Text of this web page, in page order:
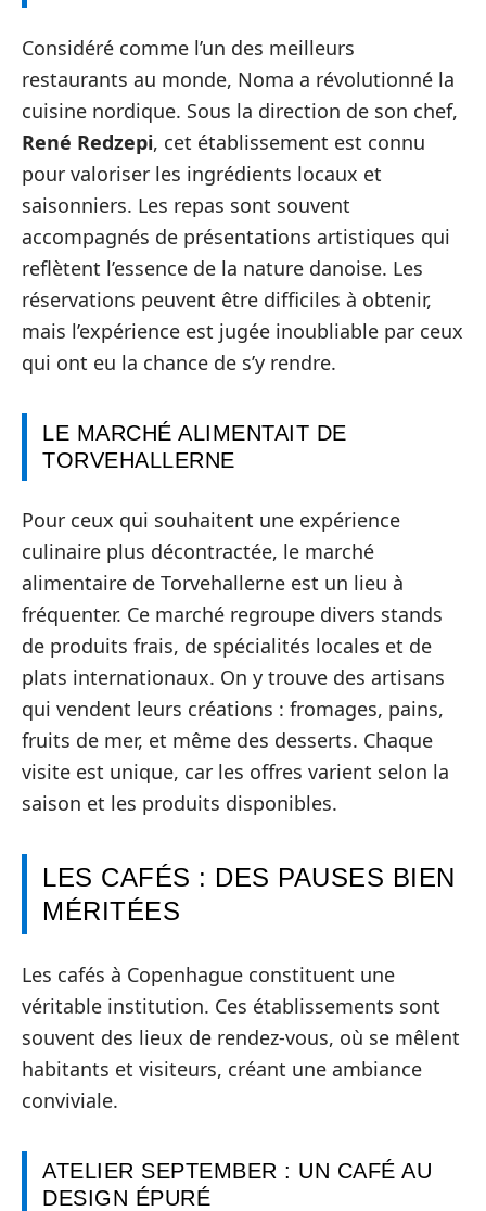
Considéré comme l’un des meilleurs
restaurants au monde, Noma a révolutionné la
cuisine nordique. Sous la direction de son chef,
René Redzepi, cet établissement est connu
pour valoriser les ingrédients locaux et
saisonniers. Les repas sont souvent
accompagnés de présentations artistiques qui
reflètent l’essence de la nature danoise. Les
réservations peuvent être difficiles à obtenir,
mais l’expérience est jugée inoubliable par ceux
qui ont eu la chance de s’y rendre.
LE MARCHÉ ALIMENTAIT DE
TORVEHALLERNE
Pour ceux qui souhaitent une expérience
culinaire plus décontractée, le marché
alimentaire de Torvehallerne est un lieu à
fréquenter. Ce marché regroupe divers stands
de produits frais, de spécialités locales et de
plats internationaux. On y trouve des artisans
qui vendent leurs créations : fromages, pains,
fruits de mer, et même des desserts. Chaque
visite est unique, car les offres varient selon la
saison et les produits disponibles.
LES CAFÉS : DES PAUSES BIEN
MÉRITÉES
Les cafés à Copenhague constituent une
véritable institution. Ces établissements sont
souvent des lieux de rendez-vous, où se mêlent
habitants et visiteurs, créant une ambiance
conviviale.
ATELIER SEPTEMBER : UN CAFÉ AU
DESIGN ÉPURÉ